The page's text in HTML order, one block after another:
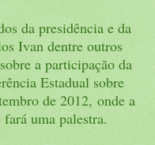
da presidência e da
Ivan dentre outros
a participação da
Estadual sobre
de 2012, onde a
uma palestra.